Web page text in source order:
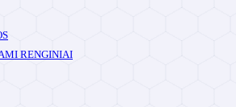
RENGINIAI